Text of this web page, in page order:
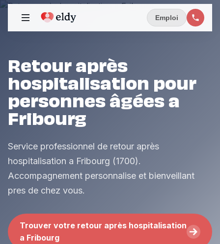
Emploi
Retour après
hospitalisation pour
personnes âgées a
Fribourg
Service professionnel de retour après
hospitalisation a Fribourg (1700).
Accompagnement personnalise et bienveillant
pres de chez vous.
Trouver votre retour après hospitalisation
a Fribourg